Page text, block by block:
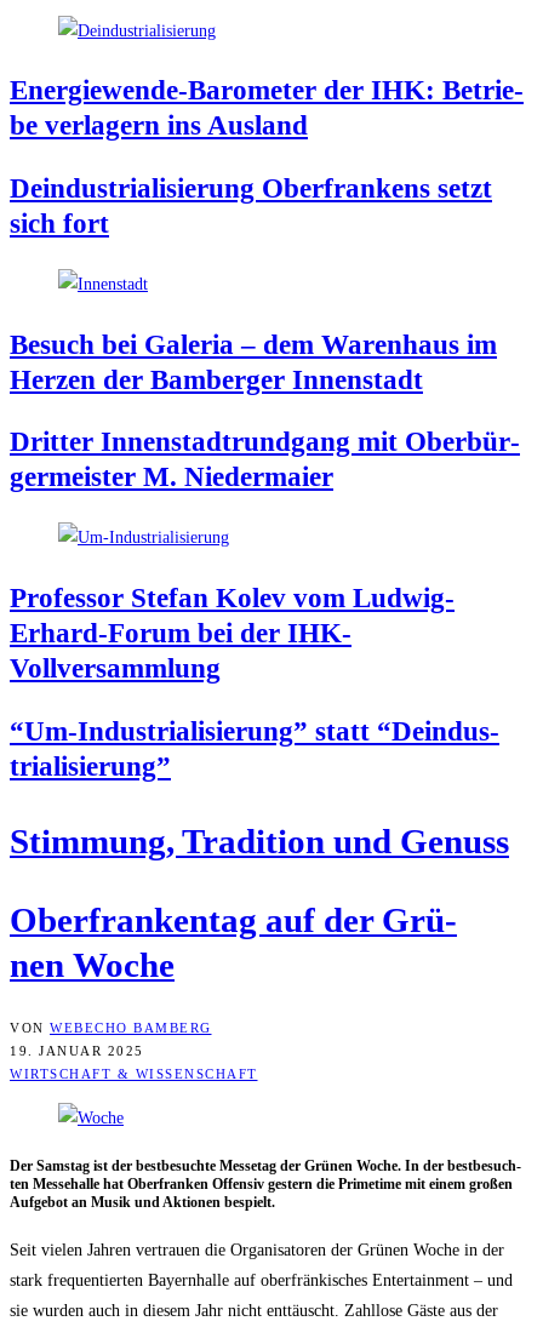
Ener­gie­wen­de-Baro­me­ter der IHK: Betrie­
be ver­la­gern ins Ausland
Deindus­tria­li­sie­rung Ober­fran­kens setzt
sich fort
Besuch bei Gale­ria – dem Waren­haus im
Her­zen der Bam­ber­ger Innenstadt
Drit­ter Innen­stadt­rund­gang mit Ober­bür­
ger­meis­ter M. Niedermaier
Pro­fes­sor Ste­fan Kolev vom Lud­wig-
Erhard-Forum bei der IHK-
Vollversammlung
“Um-Indus­tria­li­sie­rung” statt “Deindus­
tria­li­sie­rung”
Stim­mung, Tra­di­ti­on und Genuss
Ober­fran­ken­tag auf der Grü­
nen Woche
VON WEBECHO BAMBERG
19. JANUAR 2025
WIRTSCHAFT & WISSENSCHAFT
Der Sams­tag ist der best­be­such­te Mes­se­tag der Grü­nen Woche. In der best­be­such­
ten Mes­se­hal­le hat Ober­fran­ken Offen­siv ges­tern die Prime­time mit einem gro­ßen
Auf­ge­bot an Musik und Aktio­nen bespielt.
Seit vie­len Jah­ren ver­trau­en die Orga­ni­sa­to­ren der Grü­nen Woche in der
stark fre­quen­tier­ten Bay­ern­hal­le auf ober­frän­ki­sches Enter­tain­ment – und
sie wur­den auch in die­sem Jahr nicht ent­täuscht. Zahl­lo­se Gäs­te aus der